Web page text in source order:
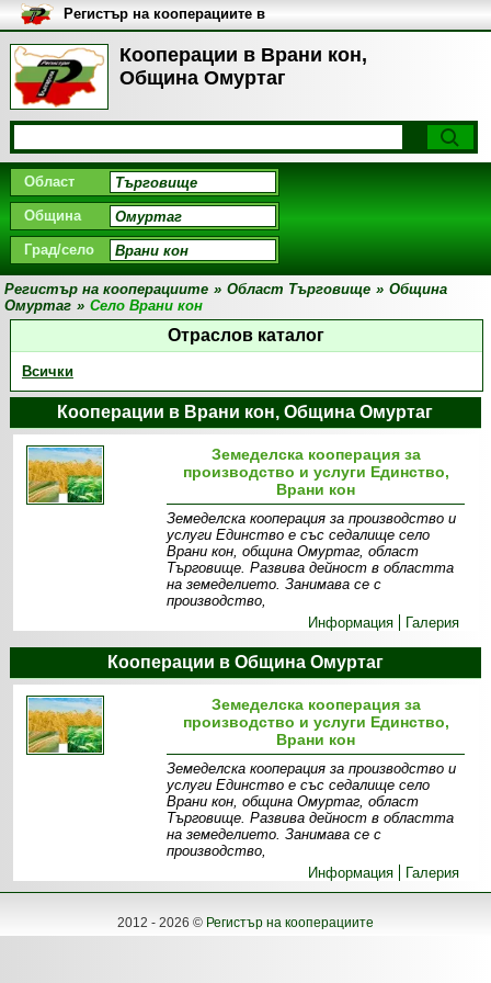
Кооперации в Врани кон,
Община Омуртаг
Регистър на кооперациите в
България
Област
Община
Град/село
Регистър на кооперациите » Област Търговище » Община
Омуртаг » Село Врани кон
Отраслов каталог
Всички
Кооперации в Врани кон, Община Омуртаг
Земеделска кооперация за
производство и услуги Единство,
Врани кон
Земеделска кооперация за производство и
услуги Единство е със седалище село
Врани кон, община Омуртаг, област
Търговище. Развива дейност в областта
на земеделието. Занимава се с
производство,
Информация
Галерия
Кооперации в Община Омуртаг
Земеделска кооперация за
производство и услуги Единство,
Врани кон
Земеделска кооперация за производство и
услуги Единство е със седалище село
Врани кон, община Омуртаг, област
Търговище. Развива дейност в областта
на земеделието. Занимава се с
производство,
Информация
Галерия
2012 - 2026 © Регистър на кооперациите